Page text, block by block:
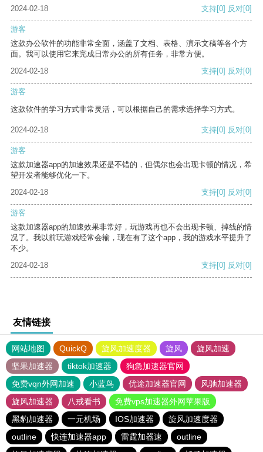
2024-02-18
支持[0] 反对[0]
游客
这款办公软件的功能非常全面，涵盖了文档、表格、演示文稿等各个方
面。我可以使用它来完成日常办公的所有任务，非常方便。
2024-02-18
支持[0] 反对[0]
游客
这款软件的学习方式非常灵活，可以根据自己的需求选择学习方式。
2024-02-18 支持[0] 反对[0]
游客
这款加速器app的加速效果还是不错的，但偶尔也会出现卡顿的情况，希
望开发者能够优化一下。
2024-02-18
支持[0] 反对[0]
游客
这款加速器app的加速效果非常好，玩游戏再也不会出现卡顿、掉线的情
况了。我以前玩游戏经常会输，现在有了这个app，我的游戏水平提升了
不少。
2024-02-18
支持[0] 反对[0]
友情链接
网站地图 QuickQ 旋风加速度器 旋风
旋风加速
坚果加速器
tiktok加速器
狗急加速器官网
免费vqn外网加速
小蓝鸟 优途加速器官网
风驰加速器
旋风加速器
八戒看书
免费vps加速器外网苹果版
黑豹加速器
一元机场 IOS加速器
旋风加速度器
outline
快连加速器app 雷霆加器速
outline